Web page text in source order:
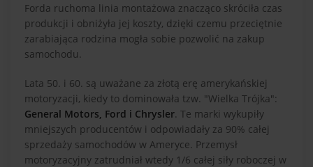
Forda ruchoma linia montażowa znacząco skróciła czas
produkcji i obniżyła jej koszty, dzięki czemu przeciętnie
zarabiająca rodzina mogła sobie pozwolić na zakup
samochodu.
Lata 50. i 60. są uważane za złotą erę amerykańskiej
motoryzacji, kiedy to dominowała tzw. "Wielka Trójka":
General Motors, Ford i Chrysler. Te marki wykupiły
mniejszych producentów i odpowiadały za 90% całej
sprzedaży samochodów w Ameryce. Przemysł
motoryzacyjny zatrudniał wtedy 1/6 całej siły roboczej w